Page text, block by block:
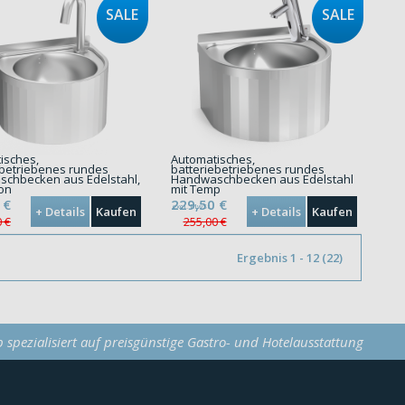
SALE
rundes
aus Edelstahl,
€
€
Kaufen
+ Details
SALE
Automatisches,
batteriebetriebenes rundes
Handwaschbecken aus Edelstahl
mit Temp
229,50 €
255,00 €
excl. MwSt. Kaufen
+ Details
Ergebnis 1 - 12 (22)
spezialisiert auf preisgünstige Gastro- und Hotelausstattung